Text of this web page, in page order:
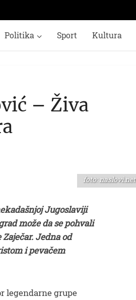
Politika Sport Kultura
– Živa
foto: naslovi.net
Jugoslaviji
može da se pohvali
Jedna od
i pevačem
legendarne grupe